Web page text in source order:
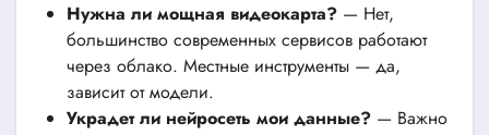
Нужна ли мощная видеокарта?— Нет,
большинство современных сервисов работают
через облако. Местные инструменты — да,
зависит от модели.
Украдет ли нейросеть мои данные?— Важно